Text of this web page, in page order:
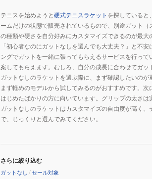
テニスを始めようと 硬式テニスラケット を探していると
ームだけの状態で販売されているもので、別途ガット
の種類や硬さを自分好みにカスタマイズできるのが最大
「初心者なのにガットなしを選んでも大丈夫？」と不
ングでガットを一緒に張ってもらえるサービスを行っ
案してもらえます。むしろ、自分の成長に合わせてガ
ガットなしのラケットを選ぶ際に、まず確認したいの
まず軽めのモデルから試してみるのがおすすめです。
はじめたばかりの方に向いています。グリップの太さ
ガットなしのラケットはカスタマイズの自由度が高く
で、じっくりと選んでみてください。
さらに絞り込む
ガットなし /セール対象